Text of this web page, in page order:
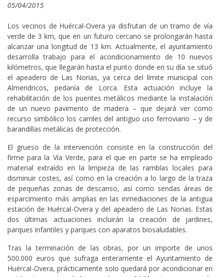
05/04/2015
Los vecinos de Huércal-Overa ya disfrutan de un tramo de vía
verde de 3 km, que en un futuro cercano se prolongarán hasta
alcanzar una longitud de 13 km. Actualmente, el ayuntamiento
desarrolla trabajo para el acondicionamiento de 10 nuevos
kilómetros, que llegarán hasta el punto donde en su día se situó
el apeadero de Las Norias, ya cerca del límite municipal con
Almendricos, pedanía de Lorca. Esta actuación incluye la
rehabilitación de los puentes metálicos mediante la instalación
de un nuevo pavimento de madera – que dejará ver como
recurso simbólico los carriles del antiguo uso ferroviario – y de
barandillas metálicas de protección.
El grueso de la intervención consiste en la construcción del
firme para la Vía Verde, para el que en parte se ha empleado
material extraído en la limpieza de las ramblas locales para
disminuir costes, así como en la creación a lo largo de la traza
de pequeñas zonas de descanso, así como sendas áreas de
esparcimiento más amplias en las inmediaciones de la antigua
estación de Huércal-Overa y del apeadero de Las Norias. Estas
dos últimas actuaciones incluirán la creación de jardines,
parques infantiles y parques con aparatos biosaludables.
Tras la terminación de las obras, por un importe de unos
500.000 euros que sufraga enteramente el Ayuntamiento de
Huércal-Overa, prácticamente solo quedará por acondicionar en